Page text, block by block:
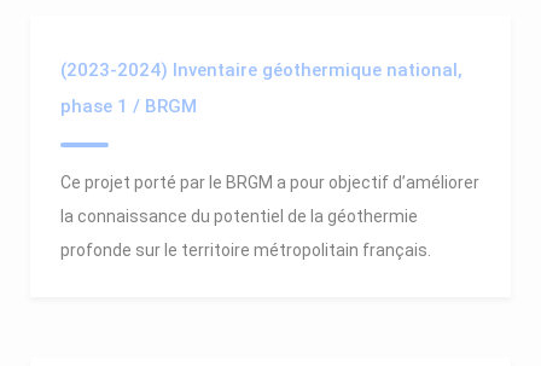
(2023-2024) Inventaire géothermique national,
phase 1 / BRGM
Ce projet porté par le BRGM a pour objectif d’améliorer
la connaissance du potentiel de la géothermie
profonde sur le territoire métropolitain français.